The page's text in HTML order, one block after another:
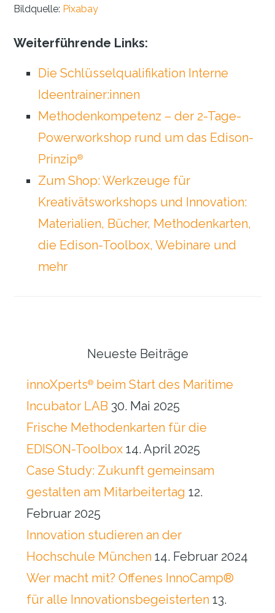
Bildquelle: Pixabay
Weiterführende Links:
Die Schlüsselqualifikation Interne
Ideentrainer:innen
Methodenkompetenz – der 2-Tage-
Powerworkshop rund um das Edison-
Prinzip®
Zum Shop: Werkzeuge für
Kreativätsworkshops und Innovation:
Materialien, Bücher, Methodenkarten,
die Edison-Toolbox, Webinare und
mehr
Neueste Beiträge
innoXperts®beim Start des Maritime
Incubator LAB 30. Mai 2025
Frische Methodenkarten für die
EDISON-Toolbox 14. April 2025
Case Study: Zukunft gemeinsam
gestalten am Mitarbeitertag 12.
Februar 2025
Innovation studieren an der
Hochschule München 14. Februar 2024
Wer macht mit? Offenes InnoCamp®
für alle Innovationsbegeisterten 13.